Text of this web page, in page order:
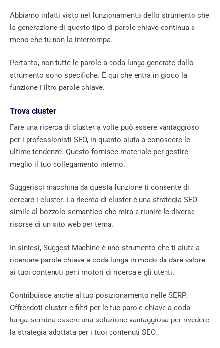
Abbiamo infatti visto nel funzionamento dello strumento che
la generazione di questo tipo di parole chiave continua a
meno che tu non la interrompa.
Pertanto, non tutte le parole a coda lunga generate dallo
strumento sono specifiche. È qui che entra in gioco la
funzione Filtro parole chiave.
Trova cluster
Fare una ricerca di cluster a volte può essere vantaggioso
per i professionisti SEO, in quanto aiuta a conoscere le
ultime tendenze. Questo fornisce materiale per gestire
meglio il tuo collegamento interno.
Suggerisci macchina da questa funzione ti consente di
cercare i cluster. La ricerca di cluster è una strategia SEO
simile al bozzolo semantico che mira a riunire le diverse
risorse di un sito web per tema.
In sintesi, Suggest Machine è uno strumento che ti aiuta a
ricercare parole chiave a coda lunga in modo da dare valore
ai tuoi contenuti per i motori di ricerca e gli utenti.
Contribuisce anche al tuo posizionamento nelle SERP.
Offrendoti cluster e filtri per le tue parole chiave a coda
lunga, sembra essere una soluzione vantaggiosa per rivedere
la strategia adottata per i tuoi contenuti SEO.